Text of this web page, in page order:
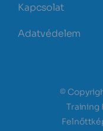
Kapcsolat
Adatvédelem
©
Training